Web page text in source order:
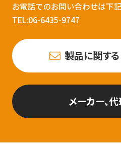
お電話でのお問い合わせは下
TEL:06-6435-9747
製品に関す
メーカー、